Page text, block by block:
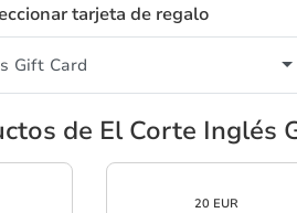
tarjeta de regalo
de El Corte Inglés
20 EUR